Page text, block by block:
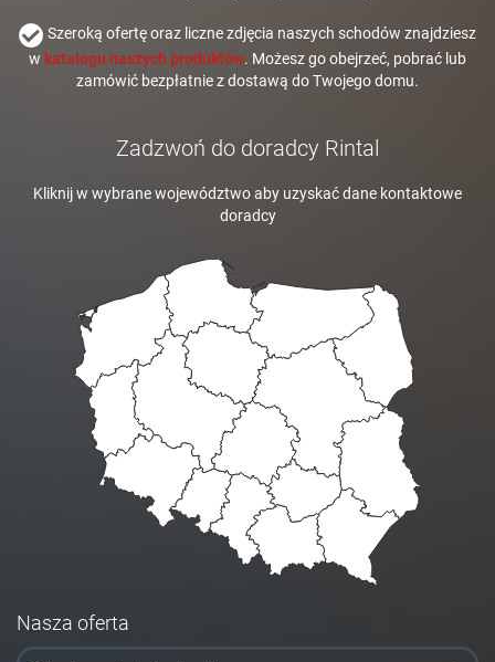
Szeroką ofertę oraz liczne zdjęcia naszych schodów znajdziesz
w katalogu naszych produktów. Możesz go obejrzeć, pobrać lub
zamówić bezpłatnie z dostawą do Twojego domu.
Zadzwoń do doradcy Rintal
Kliknij w wybrane województwo aby uzyskać dane kontaktowe
doradcy
Nasza oferta